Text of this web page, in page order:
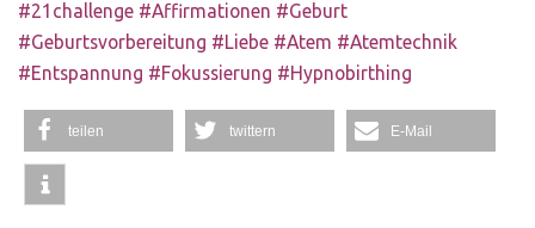
#21challenge #Affirmationen #Geburt
#Geburtsvorbereitung #Liebe #Atem #Atemtechnik
#Entspannung #Fokussierung #Hypnobirthing
teilen twittern E-Mail